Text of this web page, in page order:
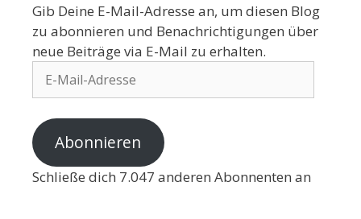
Gib Deine E-Mail-Adresse an, um diesen Blog
zu abonnieren und Benachrichtigungen über
neue Beiträge via E-Mail zu erhalten.
Abonnieren
Schließe dich 7.047 anderen Abonnenten an